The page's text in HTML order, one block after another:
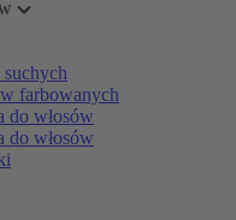
farbowanych
do włosów
do włosów